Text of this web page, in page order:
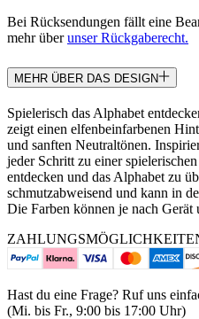
Bei Rücksendungen fällt eine
mehr überunser Rückgaberecht.
MEHR ÜBER DAS DESIGN
Spielerisch das Alphabet
zeigt einen elfenbeinfarbenen
und sanften Neutraltönen.
jeder Schritt zu einer
entdecken und das Alphabet zu
schmutzabweisend und kann in
Die Farben können je nach
Hast du eine Frage? Ruf uns
(Mi. bis Fr., 9:00 bis 17:00 Uhr)